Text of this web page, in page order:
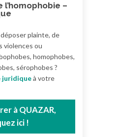
–
plainte, de
violences ou
homophobes,
sérophobes ?
juridiqueà votre
à QUAZAR,
ici !